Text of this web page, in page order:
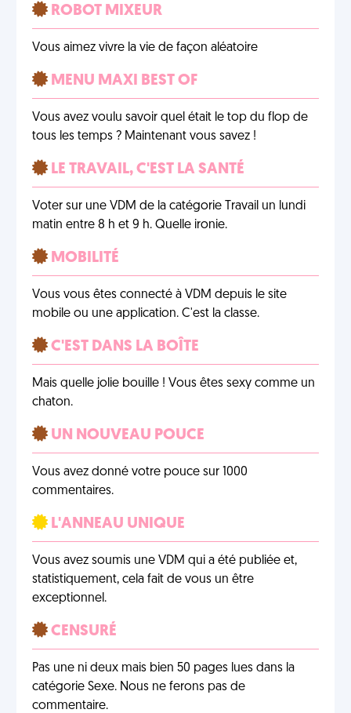
ROBOT MIXEUR
Vous aimez vivre la vie de façon aléatoire
MENU MAXI BEST OF
Vous avez voulu savoir quel était le top du flop de
tous les temps ? Maintenant vous savez !
LE TRAVAIL, C'EST LA SANTÉ
Voter sur une VDM de la catégorie Travail un lundi
matin entre 8 h et 9 h. Quelle ironie.
MOBILITÉ
Vous vous êtes connecté à VDM depuis le site
mobile ou une application. C'est la classe.
C'EST DANS LA BOÎTE
Mais quelle jolie bouille ! Vous êtes sexy comme un
chaton.
UN NOUVEAU POUCE
Vous avez donné votre pouce sur 1000
commentaires.
L'ANNEAU UNIQUE
Vous avez soumis une VDM qui a été publiée et,
statistiquement, cela fait de vous un être
exceptionnel.
CENSURÉ
Pas une ni deux mais bien 50 pages lues dans la
catégorie Sexe. Nous ne ferons pas de
commentaire.